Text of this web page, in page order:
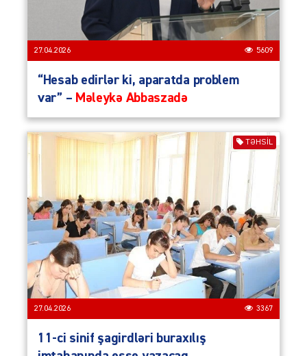
27.04.2026 5609
“Hesab edirlər ki, aparatda problem
var” – Məleykə Abbaszadə
TƏHSIL
27.04.2026 3367
11-ci sinif şagirdləri buraxılış